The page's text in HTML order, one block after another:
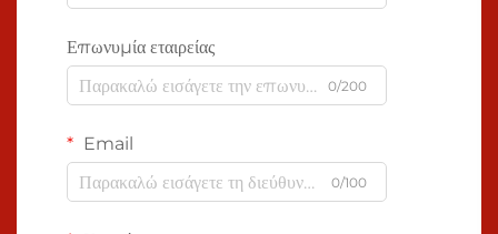
Επωνυμία εταιρείας
0/200
Email
0/100